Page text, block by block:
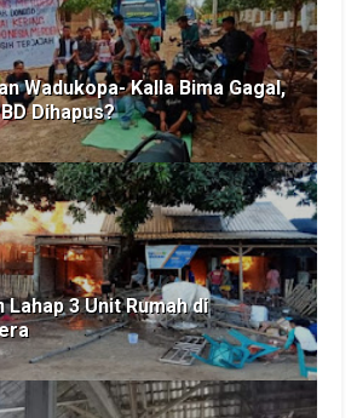
Wadukopa- Kalla Bima Gagal,
Dihapus?
3 Unit Rumah di